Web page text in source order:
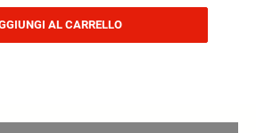
AL CARRELLO